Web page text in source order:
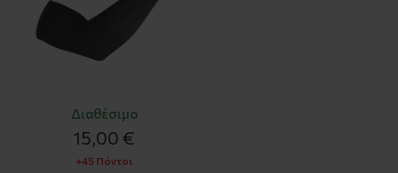
Διαθέσιμο
15,00 €
+45 Πόντοι